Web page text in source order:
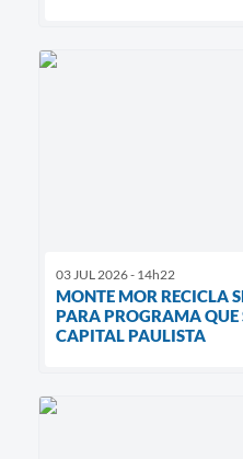
03 JUL 2026 - 14h22
MONTE MOR RECICLA
PARA PROGRAMA
CAPITAL PAULISTA